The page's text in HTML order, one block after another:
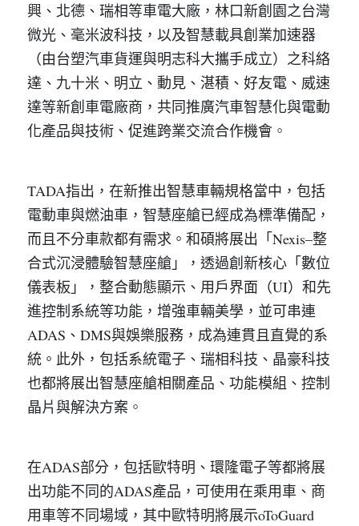
興、北德、瑞相等車電大廠，林口新創園之台灣
微光、毫米波科技，以及智慧載具創業加速器
（由台塑汽車貨運與明志科大攜手成立）之科絡
達、九十米、明立、動見、湛積、好友電、威速
達等新創車電廠商，共同推廣汽車智慧化與電動
化產品與技術、促進跨業交流合作機會 。
TADA指出，在新推出智慧車輛規格當中，包括
電動車與燃油車，智慧座艙已經成為標準備配，
而且不分車款都有需求。和碩將展出「Nexis–整
合式沉浸體驗智慧座艙」，透過創新核心「數位
儀表板」，整合動態顯示、用戶界面（UI）和先
進控制系統等功能，增強車輛美學，並可串連
ADAS、DMS與娛樂服務，成為連貫且直覺的系
統。此外，包括系統電子、瑞相科技、晶豪科技
也都將展出智慧座艙相關產品、功能模組、控制
晶片與解決方案 。
在ADAS部分，包括歐特明、環隆電子等都將展
出功能不同的ADAS產品，可使用在乘用車、商
用車等不同場域，其中歐特明將展示oToGuard